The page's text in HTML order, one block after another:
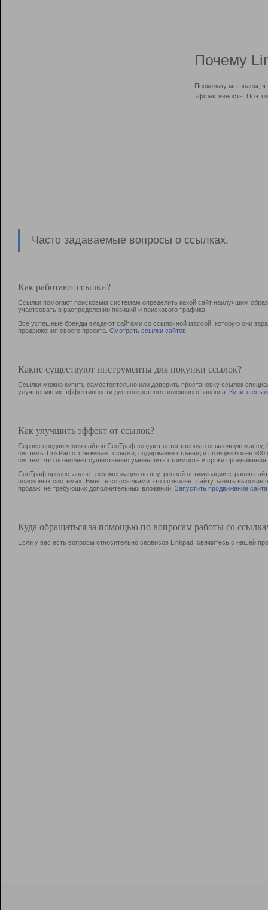
Почему
Поскольку мы знаем,
эффективность.
Часто задаваемые вопросы о ссылках.
Как работают ссылки?
Ссылки помогают поисковым системам определить какой сайт наилучшим
участвовать в раcпределении позиций и поискового трафика.
Все успешные бренды владеют сайтами со ссылочной массой, которую они
продвижения своего проекта. Смотреть ссылки сайтов
Какие существуют инструменты для покупки ссылок?
Ссылки можно купить самостоятельно или доверить простановку ссылок
улучшению их эффективности для конкретного поискового запроса. Купить
Как улучшить эффект от ссылок?
Сервис продвижения сайтов СеоТраф создает естественную ссылочную
системы LinkPad отслеживает ссылки, содержание страниц и позиции более
систем, что позволяет существенно уменьшить стоимость и сроки продвижения.
СеоТраф предоставляет рекомендации по внутренней оптимизации страниц
поисковых системах. Вместе со ссылками это позволяет сайту занять
продаж, не требующих дополнительных вложений. Запустить продвижение сайта
Куда обращаться за помощью по вопросам работы со
Если у вас есть вопросы относительно сервисов Linkpad, свяжитесь с нашей